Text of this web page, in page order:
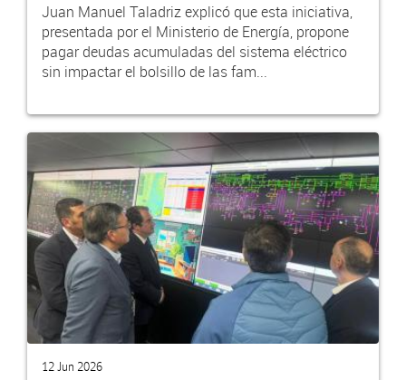
Juan Manuel Taladriz explicó que esta iniciativa,
presentada por el Ministerio de Energía, propone
pagar deudas acumuladas del sistema eléctrico
sin impactar el bolsillo de las fam...
12 Jun 2026